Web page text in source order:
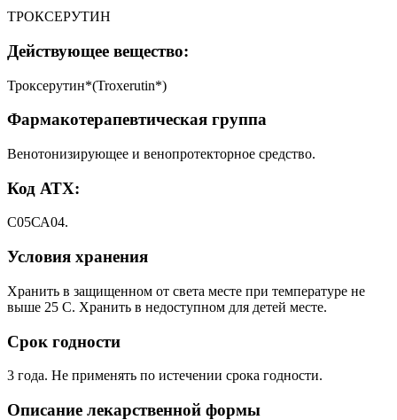
ТРОКСЕРУТИН
Действующее вещество:
Троксерутин*(Troxerutin*)
Фармакотерапевтическая группа
Венотонизирующее и венопротекторное средство.
Код АТХ:
С05СА04.
Условия хранения
Хранить в защищенном от света месте при температуре не
выше 25 С. Хранить в недоступном для детей месте.
Срок годности
3 года. Не применять по истечении срока годности.
Описание лекарственной формы